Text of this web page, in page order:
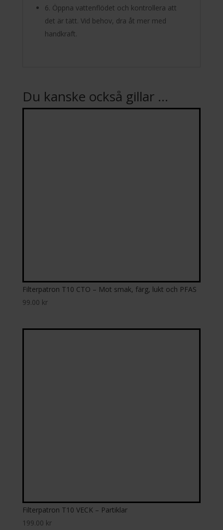
6. Öppna vattenflödet och kontrollera att
det är tätt. Vid behov, dra åt mer med
handkraft.
Du kanske också gillar …
Filterpatron T10 CTO – Mot smak, färg, lukt och PFAS
99.00 kr
Filterpatron T10 VECK – Partiklar
199.00 kr